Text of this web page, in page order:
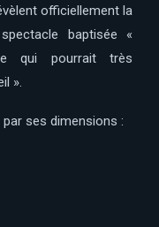
officiellement la
baptisée «
qui pourrait très
».
ses dimensions :